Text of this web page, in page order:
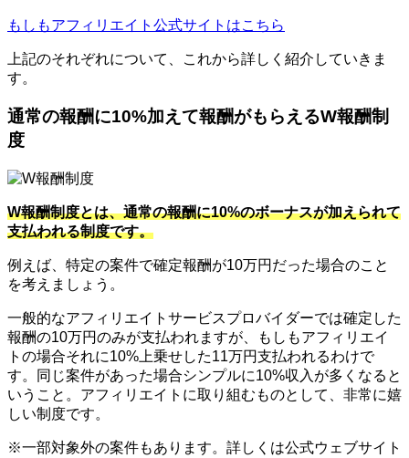
もしもアフィリエイト公式サイトはこちら
上記のそれぞれについて、これから詳しく紹介していきま
す。
通常の報酬に10%加えて報酬がもらえるW報酬制
度
W報酬制度とは、通常の報酬に10%のボーナスが加えられて
支払われる制度です。
例えば、特定の案件で確定報酬が10万円だった場合のこと
を考えましょう。
一般的なアフィリエイトサービスプロバイダーでは確定した
報酬の10万円のみが支払われますが、もしもアフィリエイ
トの場合それに10%上乗せした11万円支払われるわけで
す。同じ案件があった場合シンプルに10%収入が多くなると
いうこと。アフィリエイトに取り組むものとして、非常に嬉
しい制度です。
※一部対象外の案件もあります。詳しくは公式ウェブサイト